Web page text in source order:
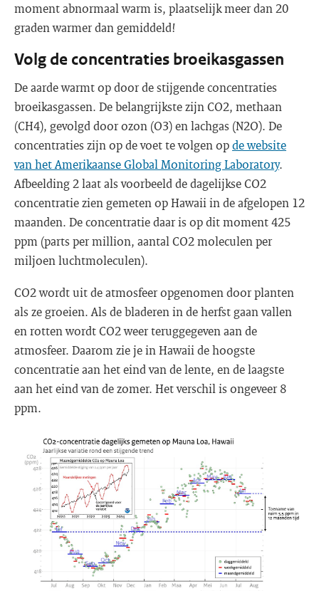
moment abnormaal warm is, plaatselijk meer dan 20
graden warmer dan gemiddeld!
Volg de concentraties broeikasgassen
De aarde warmt op door de stijgende concentraties
broeikasgassen. De belangrijkste zijn CO2, methaan
(CH4), gevolgd door ozon (O3) en lachgas (N2O). De
concentraties zijn op de voet te volgen opde website
van het Amerikaanse Global Monitoring Laboratory.
Afbeelding 2 laat als voorbeeld de dagelijkse CO2
concentratie zien gemeten op Hawaii in de afgelopen 12
maanden. De concentratie daar is op dit moment 425
ppm (parts per million, aantal CO2 moleculen per
miljoen luchtmoleculen).
CO2 wordt uit de atmosfeer opgenomen door planten
als ze groeien. Als de bladeren in de herfst gaan vallen
en rotten wordt CO2 weer teruggegeven aan de
atmosfeer. Daarom zie je in Hawaii de hoogste
concentratie aan het eind van de lente, en de laagste
aan het eind van de zomer. Het verschil is ongeveer 8
ppm.